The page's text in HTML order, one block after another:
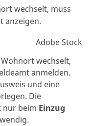
wechselt, muss
anzeigen.
Adobe Stock
wechselt,
anmelden.
und eine
Die
nur beim Einzug